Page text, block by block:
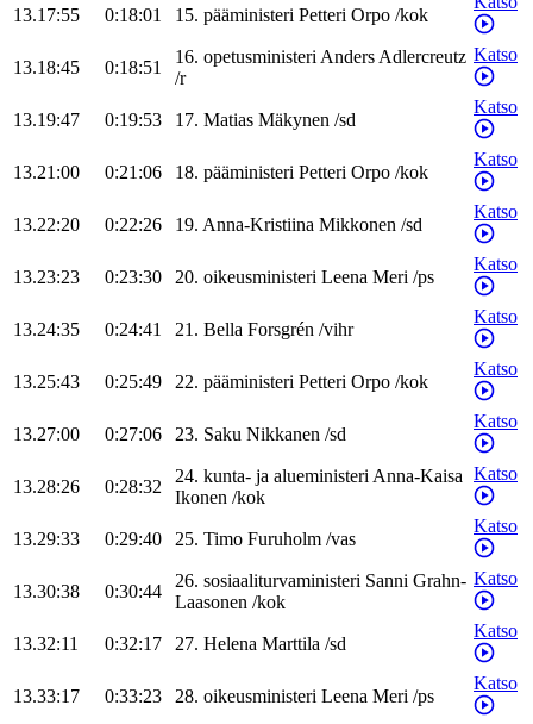
13.17:55 0:18:01 15. pääministeri Petteri Orpo /kok
13.18:45 0:18:51
16. opetusministeriAndersAdlercreutz
/r
Katso
13.19:47 0:19:53 17. Matias Mäkynen /sd
Katso
13.21:00 0:21:06 18. pääministeri Petteri Orpo /kok
Katso
13.22:20 0:22:26 19. Anna-Kristiina Mikkonen /sd
Katso
13.23:23 0:23:30 20. oikeusministeri Leena Meri /ps
Katso
13.24:35 0:24:41 21. Bella Forsgrén /vihr
Katso
13.25:43 0:25:49 22. pääministeri Petteri Orpo /kok
Katso
13.27:00 0:27:06 23. Saku Nikkanen /sd
Katso
13.28:26 0:28:32
24. kunta- ja alueministeriAnna-Kaisa
Ikonen /kok
Katso
13.29:33 0:29:40 25. Timo Furuholm /vas
Katso
13.30:38 0:30:44
26. sosiaaliturvaministeri Sanni Grahn-
Laasonen /kok
Katso
13.32:11 0:32:17 27. Helena Marttila /sd
Katso
13.33:17 0:33:23 28. oikeusministeri Leena Meri /ps
Katso